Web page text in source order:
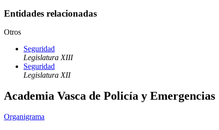
Entidades relacionadas
Otros
Seguridad
Legislatura XIII
Seguridad
Legislatura XII
Academia Vasca de Policía y Emergencias
Organigrama